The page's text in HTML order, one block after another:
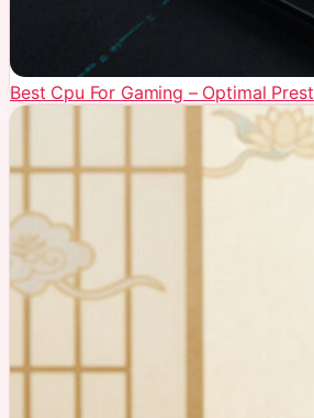
Best Cpu For Gaming – Optimal